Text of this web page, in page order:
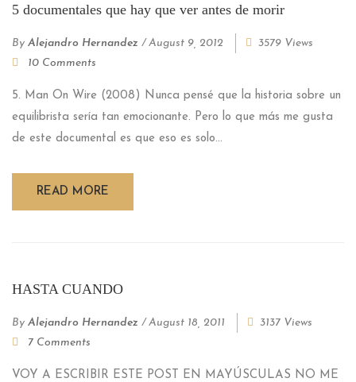
5 documentales que hay que ver antes de morir
By Alejandro Hernandez /August 9, 2012
3579 Views
10 Comments
5. Man On Wire (2008) Nunca pensé que la historia sobre un
equilibrista sería tan emocionante. Pero lo que más me gusta
de este documental es que eso es solo...
READ MORE
HASTA CUANDO
By Alejandro Hernandez /August 18, 2011
3137 Views
7 Comments
VOY A ESCRIBIR ESTE POST EN MAYÚSCULAS NO ME